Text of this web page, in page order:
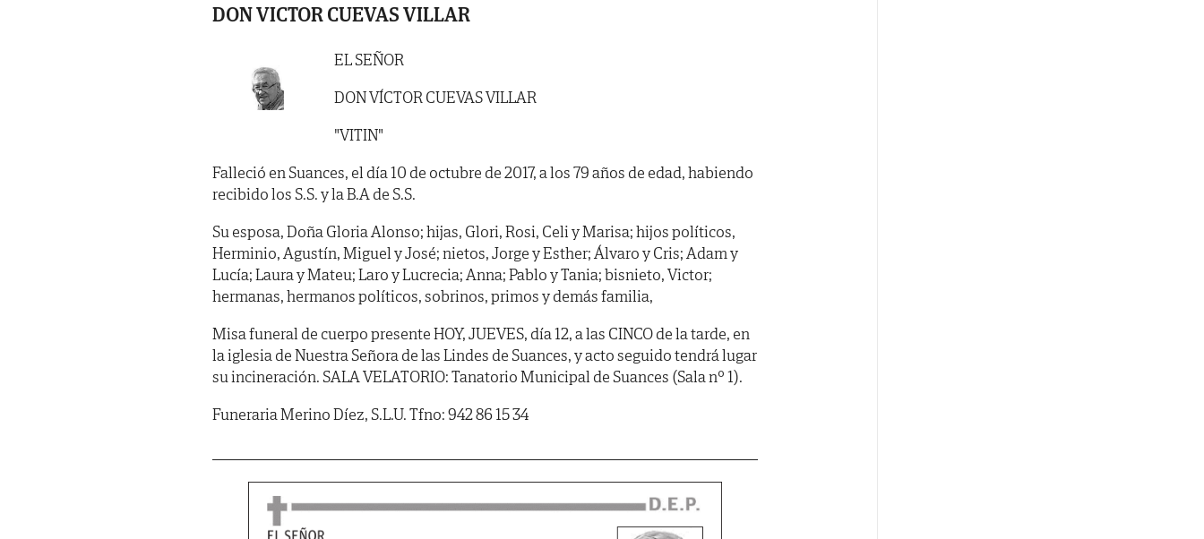
DON VICTOR CUEVAS VILLAR
EL SEÑOR
DON VÍCTOR CUEVAS VILLAR
"VITIN"
Falleció en Suances, el día 10 de octubre de 2017, a los 79 años de edad, habiendo
recibido los S.S. y la B.A de S.S.
Su esposa, Doña Gloria Alonso; hijas, Glori, Rosi, Celi y Marisa; hijos políticos,
Herminio, Agustín, Miguel y José; nietos, Jorge y Esther; Álvaro y Cris; Adam y
Lucía; Laura y Mateu; Laro y Lucrecia; Anna; Pablo y Tania; bisnieto, Victor;
hermanas, hermanos políticos, sobrinos, primos y demás familia,
Misa funeral de cuerpo presente HOY, JUEVES, día 12, a las CINCO de la tarde, en
la iglesia de Nuestra Señora de las Lindes de Suances, y acto seguido tendrá lugar
su incineración. SALA VELATORIO: Tanatorio Municipal de Suances (Sala nº 1).
Funeraria Merino Díez, S.L.U. Tfno: 942 86 15 34